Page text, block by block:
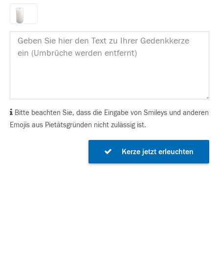
Bitte beachten Sie, dass die Eingabe von Smileys und anderen
Emojis aus Pietätsgründen nicht zulässig ist.
Kerze jetzt erleuchten